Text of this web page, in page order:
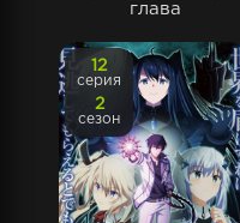
глава
12
серия
2
сезон